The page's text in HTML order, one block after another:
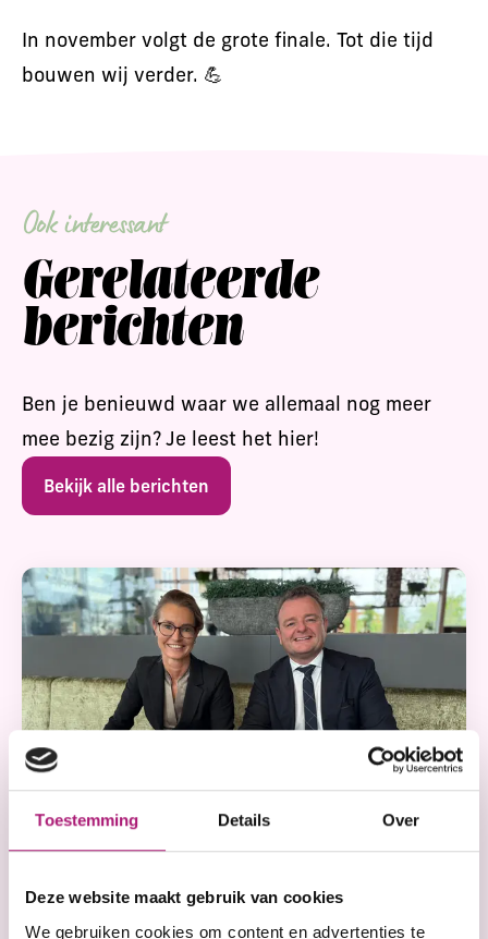
Toestemming Details Over
Deze website maakt gebruik van cookies
We gebruiken cookies om content en advertenties te
In november volgt de grote finale. Tot die tijd
bouwen wij verder. 💪
Ook interessant
Gerelateerde
berichten
Ben je benieuwd waar we allemaal nog meer
mee bezig zijn? Je leest het hier!
Bekijk alle berichten
Contractverlenging Gemeente